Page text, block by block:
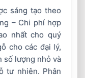
sáng tạo theo
– Chi phí hợp
nhất cho quý
cho các đại lý,
số lượng nhỏ và
tư nhiên. Phân